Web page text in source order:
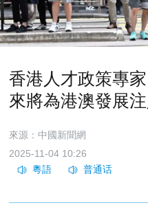
香港人才政策專
來將為港澳發展
來源：中國新聞網
2025-11-04 10:26